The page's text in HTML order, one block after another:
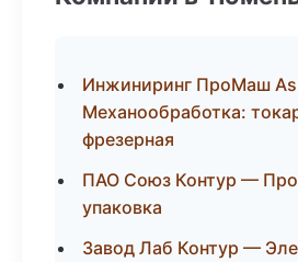
Инжиниринг ПроМаш
Механообработка:
фрезерная
ПАО Союз Контур —
упаковка
Завод Лаб Контур —